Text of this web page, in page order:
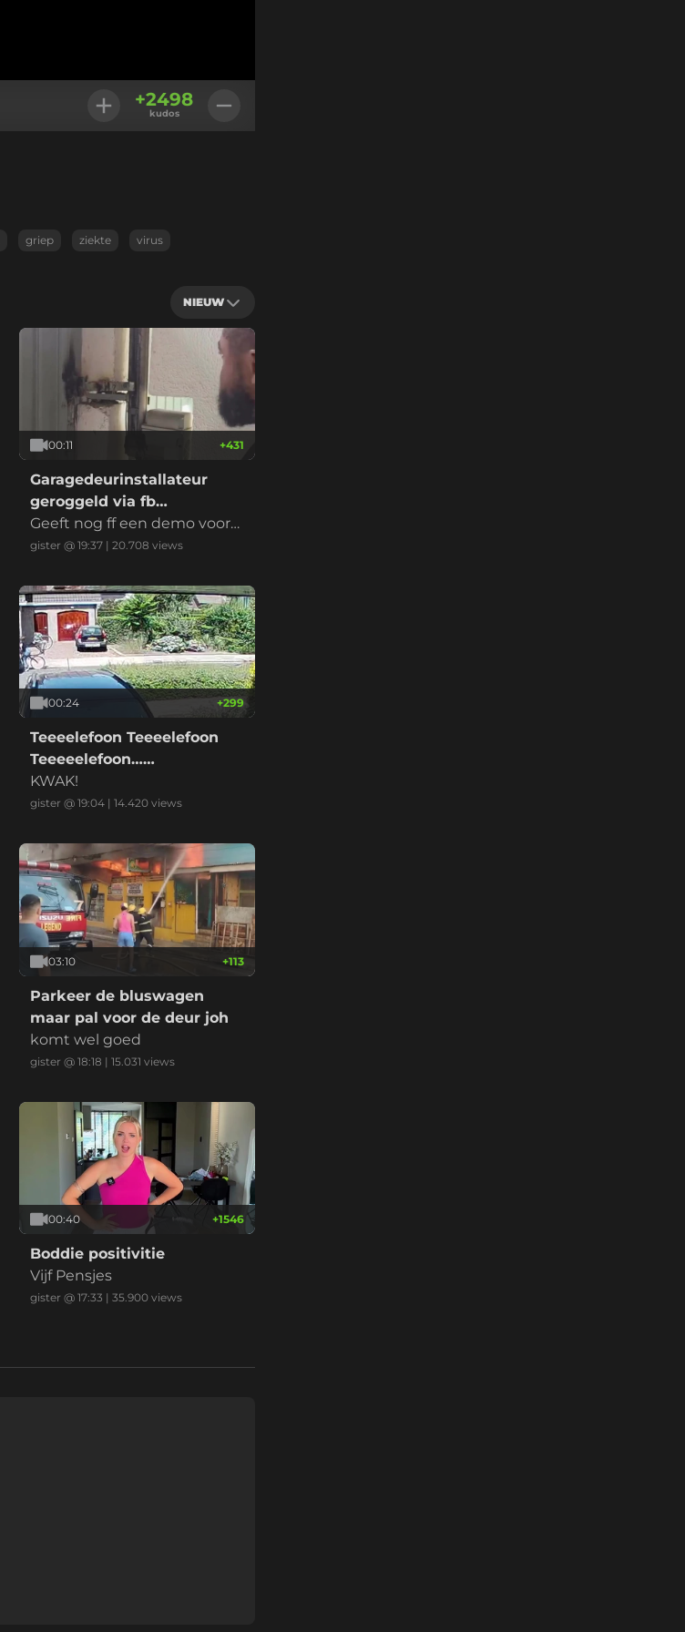
+2498
kudos
griep ziekte virus
NIEUW
00:11 +431
Garagedeurinstallateur
geroggeld via fb
marktplaats
Geeft nog ff een demo voord
at ik betaal
gister @ 19:37 |20.708 views
00:24 +299
Teeeelefoon Teeeelefoon
Teeeeelefoon……
KWAK!
gister @ 19:04 |14.420 views
03:10 +113
Parkeer de bluswagen
maar pal voor de deur joh
komt wel goed
gister @ 18:18 |15.031 views
00:40 +1546
Boddie positivitie
Vijf Pensjes
gister @ 17:33 |35.900 views